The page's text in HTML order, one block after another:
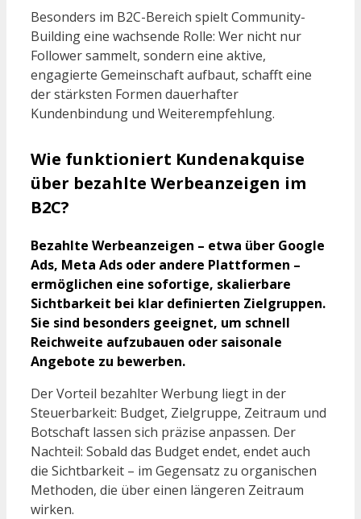
Besonders im B2C-Bereich spielt Community-
Building eine wachsende Rolle: Wer nicht nur
Follower sammelt, sondern eine aktive,
engagierte Gemeinschaft aufbaut, schafft eine
der stärksten Formen dauerhafter
Kundenbindung und Weiterempfehlung.
Wie funktioniert Kundenakquise
über bezahlte Werbeanzeigen im
B2C?
Bezahlte Werbeanzeigen – etwa über Google
Ads, Meta Ads oder andere Plattformen –
ermöglichen eine sofortige, skalierbare
Sichtbarkeit bei klar definierten Zielgruppen.
Sie sind besonders geeignet, um schnell
Reichweite aufzubauen oder saisonale
Angebote zu bewerben.
Der Vorteil bezahlter Werbung liegt in der
Steuerbarkeit: Budget, Zielgruppe, Zeitraum und
Botschaft lassen sich präzise anpassen. Der
Nachteil: Sobald das Budget endet, endet auch
die Sichtbarkeit – im Gegensatz zu organischen
Methoden, die über einen längeren Zeitraum
wirken.